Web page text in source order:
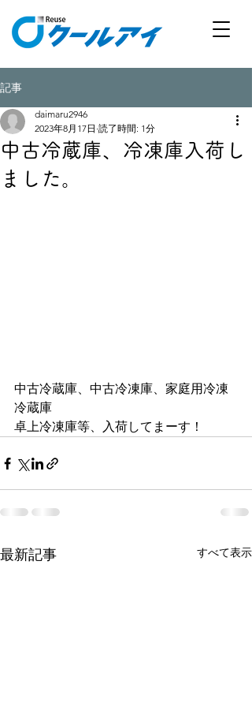
記事
中古冷蔵庫、冷凍庫入荷し
ました。
daimaru2946
2023年8月17日 読了時間: 1分
中古冷蔵庫、中古冷凍庫、家庭用冷凍
冷蔵庫
卓上冷凍庫等、入荷してまーす！
最新記事 すべて表示